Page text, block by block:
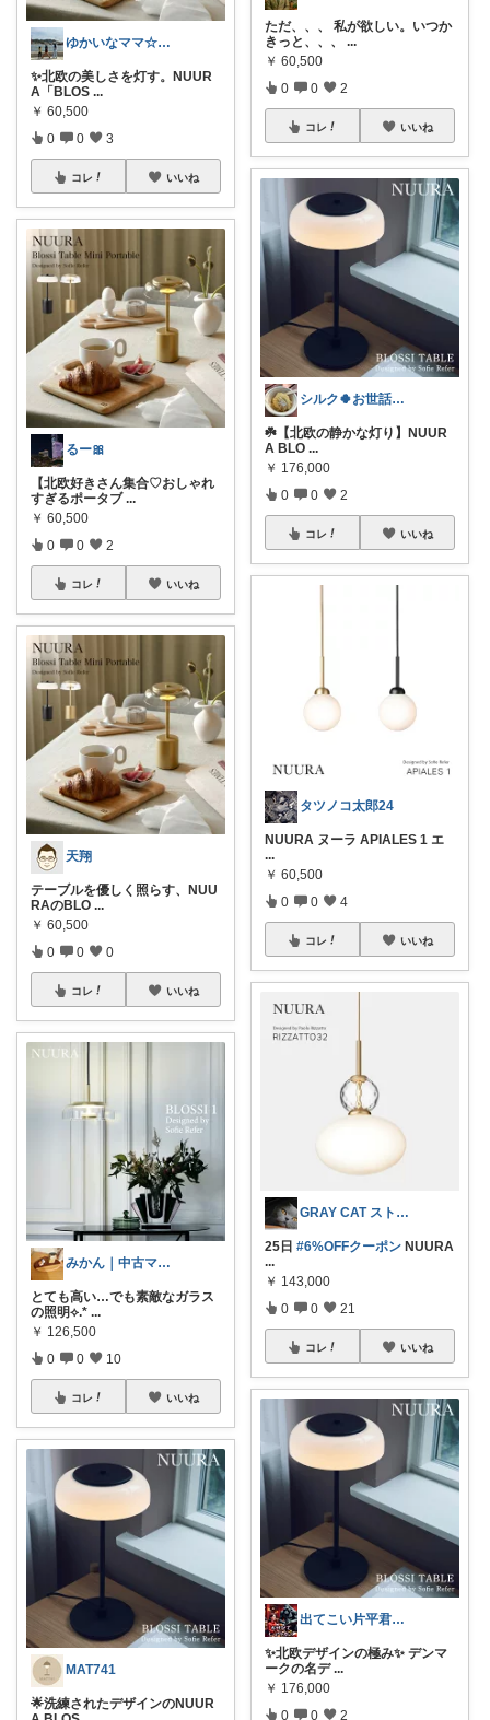
ゆかいなママ☆３児のママ
✨北欧の美しさを灯す。NUUR
A「BLOS ...
￥ 60,500
0 0 3
コレ いいね
るー🎀
【北欧好きさん集合♡おしゃれ
すぎるポータブ ...
￥ 60,500
0 0 2
コレ いいね
天翔
テーブルを優しく照らす、NUU
RAのBLO ...
￥ 60,500
0 0 0
コレ いいね
みかん｜中古マンション暮らし
とても高い…でも素敵なガラス
の照明⟡.* ...
￥ 126,500
0 0 10
コレ いいね
MAT741
🌟洗練されたデザインのNUUR
ただ、、、 私が欲しい。いつか
きっと、、、
...
￥ 60,500
0 0 2
コレ いいね
シルク🍀お世話になっております🙇
☘️【北欧の静かな灯り】NUUR
A BLO ...
￥ 176,000
0 0 2
コレ いいね
タツノコ太郎24
NUURA ヌーラ APIALES 1 エ
...
￥ 60,500
0 0 4
コレ いいね
GRAY CAT ストーカーしつこすぎ
25日 #6%OFFクーポン NUURA
...
￥ 143,000
0 0 21
コレ いいね
出てこい片平君35号
✨北欧デザインの極み✨ デンマ
ークの名デ ...
￥ 176,000
0 0 2